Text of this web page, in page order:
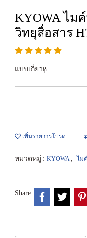
KYOWA ไม
วิทยุสื่อสาร
แบบเกี่ยวหู
เพิ่มรายการโปรด
หมวดหมู่ : KYOWA , ไมค์
Share